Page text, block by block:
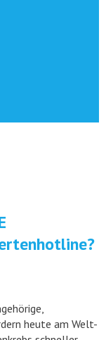
heute am Welt-